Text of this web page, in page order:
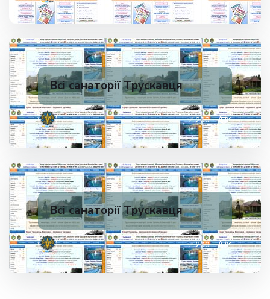
Всі санаторії Трускавця
✅ 200 1
Всі санаторії Трускавця
✅ 200 1